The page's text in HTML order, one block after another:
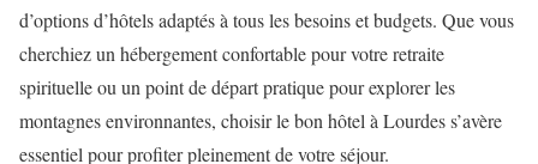
d’options d’hôtels adaptés à tous les besoins et budgets. Que vous
cherchiez un hébergement confortable pour votre retraite
spirituelle ou un point de départ pratique pour explorer les
montagnes environnantes, choisir le bon hôtel à Lourdes s’avère
essentiel pour profiter pleinement de votre séjour.